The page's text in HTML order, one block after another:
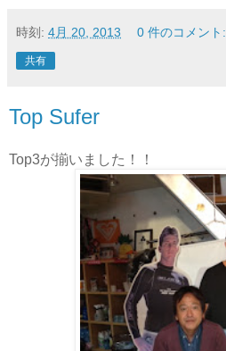
時刻: 4月 20, 2013 0 件のコメント:
共有
Top Sufer
Top3が揃いました！！